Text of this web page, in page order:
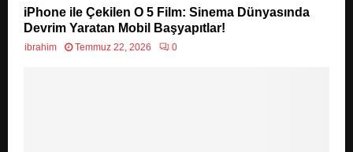
iPhone ile Çekilen O 5 Film: Sinema Dünyasında
Devrim Yaratan Mobil Başyapıtlar!
ibrahim Temmuz 22, 2026 0